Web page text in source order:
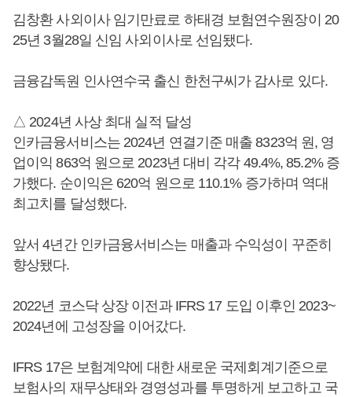
김창환 사외이사 임기만료로 하태경 보험연수원장이 20
25년 3월28일 신임 사외이사로 선임됐다.
금융감독원 인사연수국 출신 한천구씨가 감사로 있다.
△ 2024년 사상 최대 실적 달성
인카금융서비스는 2024년 연결기준 매출 8323억 원, 영
업이익 863억 원으로 2023년 대비 각각 49.4%, 85.2% 증
가했다. 순이익은 620억 원으로 110.1% 증가하며 역대
최고치를 달성했다.
앞서 4년간 인카금융서비스는 매출과 수익성이 꾸준히
향상됐다.
2022년 코스닥 상장 이전과 IFRS 17 도입 이후인 2023~
2024년에 고성장을 이어갔다.
IFRS 17은 보험계약에 대한 새로운 국제회계기준으로
보험사의 재무상태와 경영성과를 투명하게 보고하고 국